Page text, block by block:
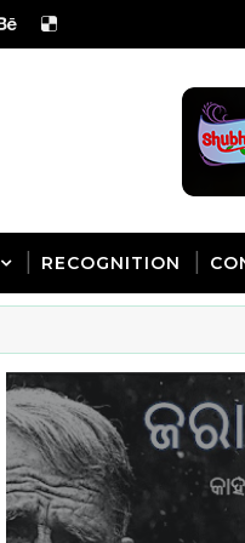
RECOGNITION